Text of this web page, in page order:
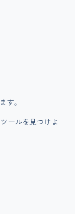
す。
ールを見つけよ